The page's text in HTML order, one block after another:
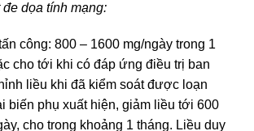
dọa tính mạng:
công: 800 – 1600 mg/ngày trong 1
cho tới khi có đáp ứng điều trị ban
liều khi đã kiểm soát được loạn
biến phụ xuất hiện, giảm liều tới 600
cho trong khoảng 1 tháng. Liều duy